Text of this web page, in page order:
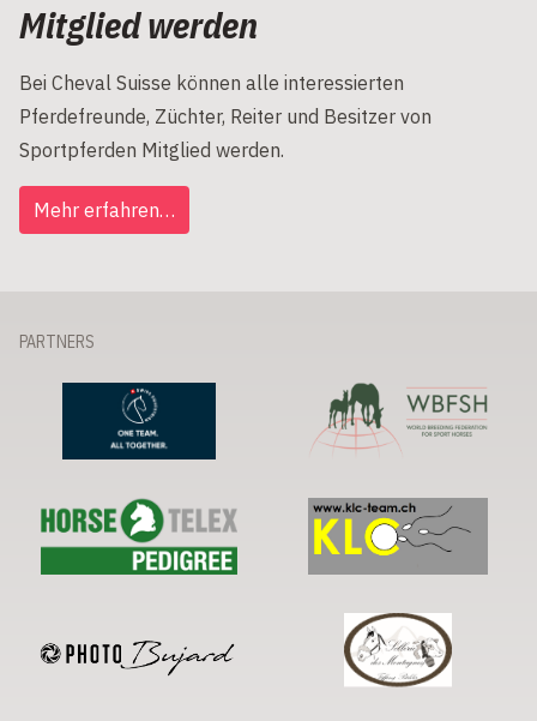
Mitglied werden
Bei Cheval Suisse können alle interessierten
Pferdefreunde, Züchter, Reiter und Besitzer von
Sportpferden Mitglied werden.
Mehr erfahren…
PARTNERS